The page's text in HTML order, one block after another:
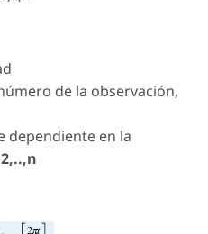
de la observación,
dependiente en la